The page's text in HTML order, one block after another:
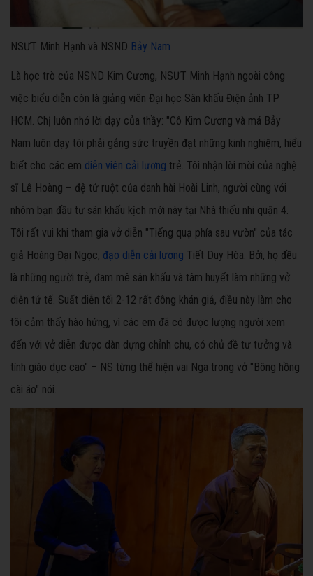
NSƯT Minh Hạnh và NSND Bảy Nam
Là học trò của NSND Kim Cương, NSƯT Minh Hạnh ngoài công
việc biểu diễn còn là giảng viên Đại học Sân khấu Điện ảnh TP
HCM. Chị luôn nhớ lời dạy của thầy: "Cô Kim Cương và má Bảy
Nam luôn dạy tôi phải gắng sức truyền đạt những kinh nghiệm, hiểu
biết cho các em diễn viên cải lương trẻ. Tôi nhận lời mời của nghệ
sĩ Lê Hoàng – đệ tử ruột của danh hài Hoài Linh, người cùng với
nhóm bạn đầu tư sân khấu kịch mới này tại Nhà thiếu nhi quận 4.
Tôi rất vui khi tham gia vở diễn "Tiếng quạ phía sau vườn" của tác
giả Hoàng Đại Ngọc, đạo diễn cải lương Tiết Duy Hòa. Bởi, họ đều
là những người trẻ, đam mê sân khấu và tâm huyết làm những vở
diễn tử tế. Suất diễn tối 2-12 rất đông khán giả, điều này làm cho
tôi cảm thấy hào hứng, vì các em đã có được lượng người xem
đến với vở diễn được dàn dựng chỉnh chu, có chủ đề tư tưởng và
tính giáo dục cao" – NS từng thể hiện vai Nga trong vở "Bông hồng
cài áo" nói.